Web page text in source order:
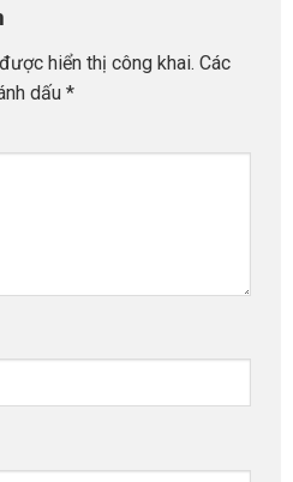
hiển thị công khai. Các
dấu *